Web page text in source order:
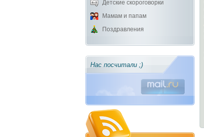
Детские скороговорки
Мамам и папам
Поздравления
Нас посчитали ;)